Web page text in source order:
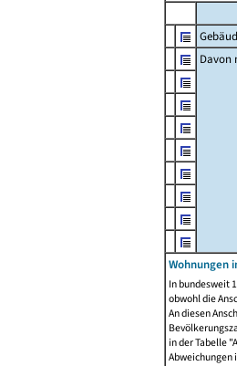
Davon
Wohnungen
In bundesweit
obwohl die
An diesen
in der Tabelle
Abweichungen